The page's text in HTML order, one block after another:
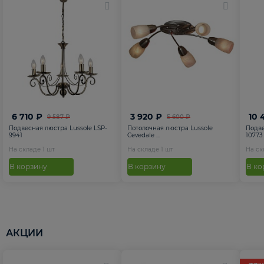
9 587 ₽
6 710 ₽
Подвесная люстра Lussole LSP-
9941
На складе 1 шт
В корзину
5 600 ₽
3 920 ₽
Потолочная люстра Lussole
Cevedale ...
На складе 1 шт
В корзину
10
10773
На
В
АКЦИИ